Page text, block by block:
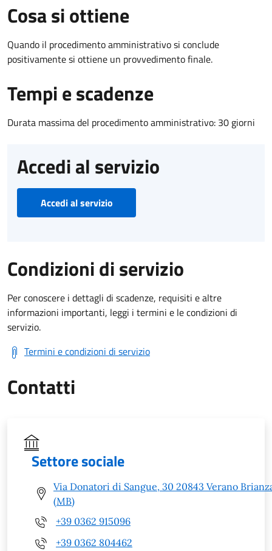
Cosa si ottiene
Quando il procedimento amministrativo si conclude
positivamente si ottiene un provvedimento finale.
Tempi e scadenze
Durata massima del procedimento amministrativo: 30 giorni
Accedi al servizio
Accedi al servizio
Condizioni di servizio
Per conoscere i dettagli di scadenze, requisiti e altre
informazioni importanti, leggi i termini e le condizioni di
servizio.
Termini e condizioni di servizio
Contatti
Settore sociale
Via Donatori di Sangue, 30 20843 Verano
(MB)
+39 0362 915096
+39 0362 804462